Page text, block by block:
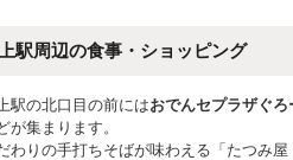
駅周辺の食事・ショッピング
駅の北口目の前にはおでんセプラザぐろ
が集まります。
わりの手打ちそばが味わえる「たつみ